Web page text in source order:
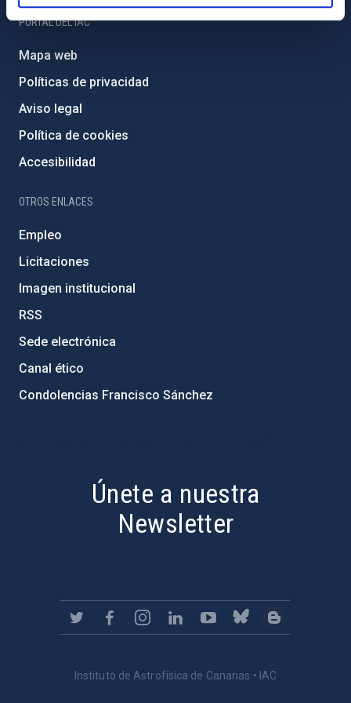
PORTAL DEL IAC
Mapa web
Políticas de privacidad
Aviso legal
Política de cookies
Accesibilidad
OTROS ENLACES
Empleo
Licitaciones
Imagen institucional
RSS
Sede electrónica
Canal ético
Condolencias Francisco Sánchez
Únete a nuestra
Newsletter
Instituto de Astrofísica de Canarias • IAC